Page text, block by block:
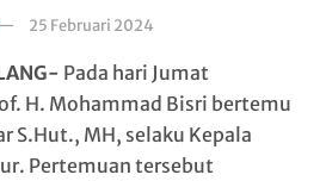
25 Februari 2024
Pada hari Jumat
H. Mohammad Bisri bertemu
S.Hut., MH, selaku Kepala
Pertemuan tersebut